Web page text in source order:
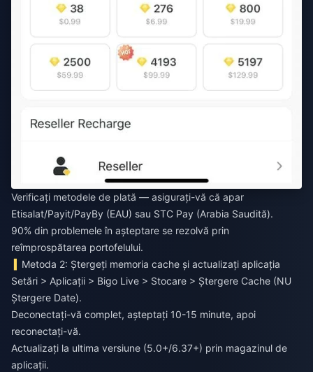
Verificați metodele de plată — asigurați-vă că apar
Etisalat/Payit/PayBy (EAU) sau STC Pay (Arabia Saudită).
90% din problemele în așteptare se rezolvă prin
reîmprospătarea portofelului.
Metoda 2: Ștergeți memoria cache și actualizați aplicația
Setări > Aplicații > Bigo Live > Stocare > Ștergere Cache (NU
Ștergere Date).
Deconectați-vă complet, așteptați 10-15 minute, apoi
reconectați-vă.
Actualizați la ultima versiune (5.0+/6.37+) prin magazinul de
aplicații.